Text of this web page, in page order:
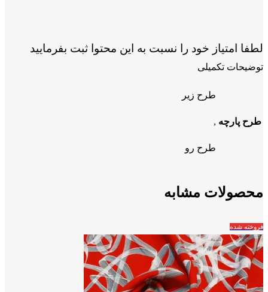
لطفا امتیاز خود را نسبت به این محتوا ثبت بفرمایید
توضیحات تکمیلی
طرح پارچه
طرح زیر
,
طرح رو
محصولات مشابه
فروخته شده